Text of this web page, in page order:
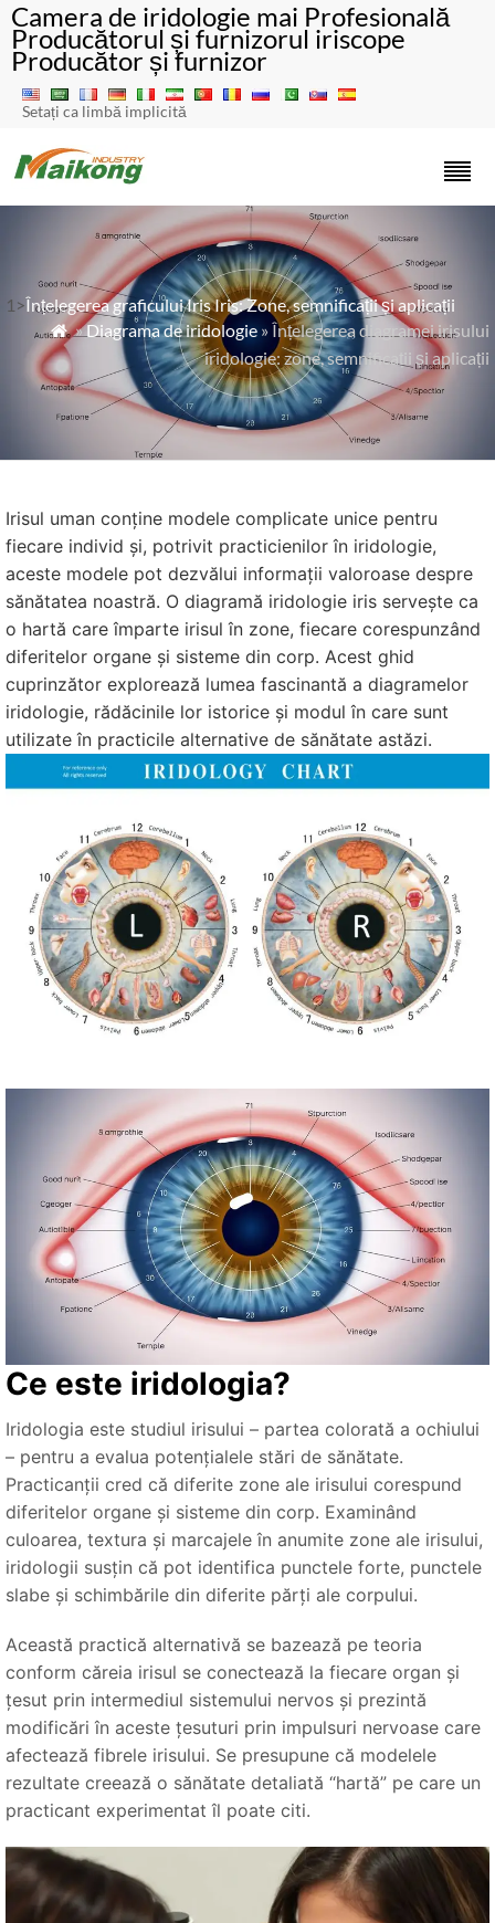
Camera de iridologie mai Profesională
Producătorul și furnizorul iriscope
Producător și furnizor
Setați ca limbă implicită
1>Înțelegerea graficului Iris Iris: Zone, semnificații și aplicații
 »Diagrama de iridologie » Înțelegerea diagramei irisului
iridologie: zone, semnificații și aplicații
Irisul uman conține modele complicate unice pentru
fiecare individ și, potrivit practicienilor în iridologie,
aceste modele pot dezvălui informații valoroase despre
sănătatea noastră. O diagramă iridologie iris servește ca
o hartă care împarte irisul în zone, fiecare corespunzând
diferitelor organe și sisteme din corp. Acest ghid
cuprinzător explorează lumea fascinantă a diagramelor
iridologie, rădăcinile lor istorice și modul în care sunt
utilizate în practicile alternative de sănătate astăzi.
Ce este iridologia?
Iridologia este studiul irisului – partea colorată a ochiului
– pentru a evalua potențialele stări de sănătate.
Practicanții cred că diferite zone ale irisului corespund
diferitelor organe și sisteme din corp. Examinând
culoarea, textura și marcajele în anumite zone ale irisului,
iridologii susțin că pot identifica punctele forte, punctele
slabe și schimbările din diferite părți ale corpului.
Această practică alternativă se bazează pe teoria
conform căreia irisul se conectează la fiecare organ și
țesut prin intermediul sistemului nervos și prezintă
modificări în aceste țesuturi prin impulsuri nervoase care
afectează fibrele irisului. Se presupune că modelele
rezultate creează o sănătate detaliată “hartă” pe care un
practicant experimentat îl poate citi.